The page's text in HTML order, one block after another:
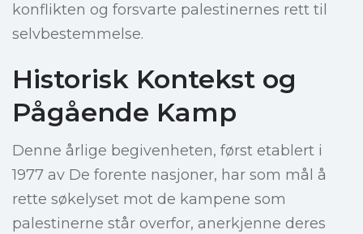
konflikten og forsvarte palestinernes rett til
selvbestemmelse.
Historisk Kontekst og
Pågående Kamp
Denne årlige begivenheten, først etablert i
1977 av De forente nasjoner, har som mål å
rette søkelyset mot de kampene som
palestinerne står overfor, anerkjenne deres